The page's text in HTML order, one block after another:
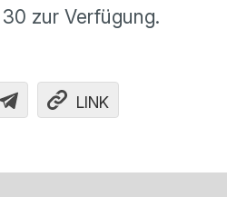
zur Verfügung.
LINK